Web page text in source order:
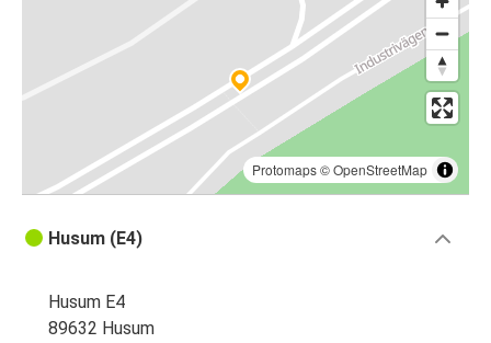
Protomaps©OpenStreetMap
Husum (E4)
Husum E4
89632 Husum